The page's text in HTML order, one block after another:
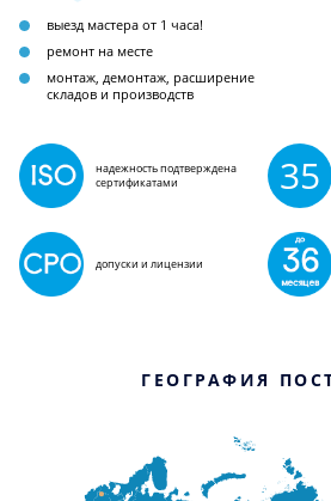
выезд мастера от 1 часа!
ремонт на месте
монтаж, демонтаж, расширение
складов и производств
надежность подтверждена
сертификатами
35
допуски и лицензии
ГЕОГРАФИЯ